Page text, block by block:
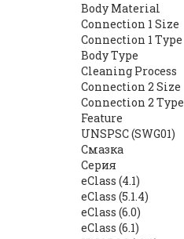
Body Material
Connection 1 Size
Connection 1 Type
Body Type
Cleaning Process
Connection 2 Size
Connection 2 Type
Feature
UNSPSC (SWG01)
Смазка
Серия
eClass (4.1)
eClass (5.1.4)
eClass (6.0)
eClass (6.1)